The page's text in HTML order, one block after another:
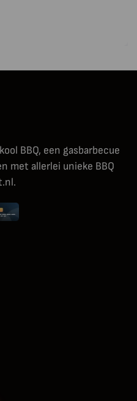
BBQ, een gasbarbecue
met allerlei unieke BBQ